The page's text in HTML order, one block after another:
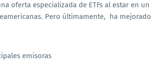
oferta especializada de ETFs al estar en un
Pero últimamente, ha mejorado
emisoras